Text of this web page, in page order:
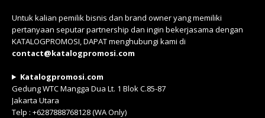
Untuk kalian pemilik bisnis dan brand owner yang memiliki
pertanyaan seputar partnership dan ingin bekerjasama dengan
KATALOGPROMOSI, DAPAT menghubungi kami di
contact@katalogpromosi.com
Katalogpromosi.com
Gedung WTC Mangga Dua Lt. 1 Blok C.85-87
Jakarta Utara
Telp : +6287888768128 (WA Only)